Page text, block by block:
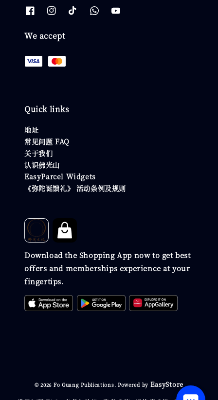
We accept
Quick links
地址
常见问题 FAQ
关于我们
认识佛光山
EasyParcel Widgets
《弥陀诞馈礼》 活动条例及规则
Download the Shopping App now to get best
offers and memberships experience at your
fingertips.
© 2026 Fo Guang Publications. Powered by EasyStore